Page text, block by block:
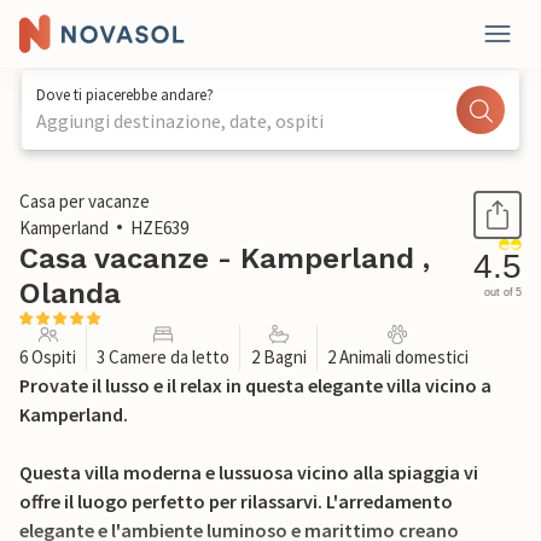
Dove ti piacerebbe andare?
Aggiungi destinazione, date, ospiti
1 / 31
Casa per vacanze
Kamperland
HZE639
Casa vacanze - Kamperland ,
Olanda
4.5
out of 5
6 Ospiti 3 Camere da letto 2 Bagni 2 Animali domestici
Provate il lusso e il relax in questa elegante villa vicino a
Kamperland.
Questa villa moderna e lussuosa vicino alla spiaggia vi
offre il luogo perfetto per rilassarvi. L'arredamento
elegante e l'ambiente luminoso e marittimo creano